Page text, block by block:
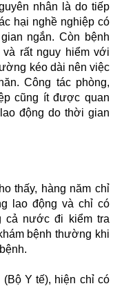
nhân là do tiếp
hại nghề nghiệp có
ngắn. Còn bệnh
rất nguy hiểm với
kéo dài nên việc
Công tác phòng,
cũng ít được quan
động do thời gian
thấy, hàng năm chỉ
lao động và chỉ có
cả nước đi kiểm tra
bệnh thường khi
Y tế), hiện chỉ có